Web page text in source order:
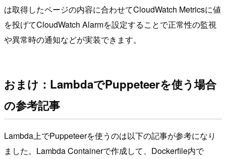
は取得したページの内容に合わせてCloudWatch Metricsに値
を投げてCloudWatch Alarmを設定することで正常性の監視
や異常時の通知などが実装できます。
おまけ：LambdaでPuppeteerを使う場合
の参考記事
Lambda上でPuppeteerを使うのは以下の記事が参考になり
ました。Lambda Containerで作成して、Dockerfile内で